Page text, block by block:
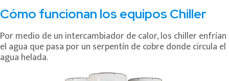
Cómo funcionan los equipos Chiller
Por medio de un intercambiador de calor, los chiller enfrían
el agua que pasa por un serpentín de cobre donde circula el
agua helada.